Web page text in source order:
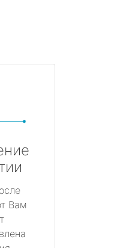
Вам